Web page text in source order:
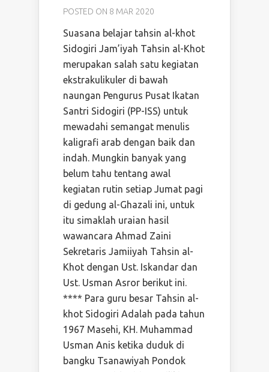
POSTED ON 8 MAR 2020
Suasana belajar tahsin al-khot
Sidogiri Jam’iyah Tahsin al-Khot
merupakan salah satu kegiatan
ekstrakulikuler di bawah
naungan Pengurus Pusat Ikatan
Santri Sidogiri (PP-ISS) untuk
mewadahi semangat menulis
kaligrafi arab dengan baik dan
indah. Mungkin banyak yang
belum tahu tentang awal
kegiatan rutin setiap Jumat pagi
di gedung al-Ghazali ini, untuk
itu simaklah uraian hasil
wawancara Ahmad Zaini
Sekretaris Jamiiyah Tahsin al-
Khot dengan Ust. Iskandar dan
Ust. Usman Asror berikut ini.
**** Para guru besar Tahsin al-
khot Sidogiri Adalah pada tahun
1967 Masehi, KH. Muhammad
Usman Anis ketika duduk di
bangku Tsanawiyah Pondok